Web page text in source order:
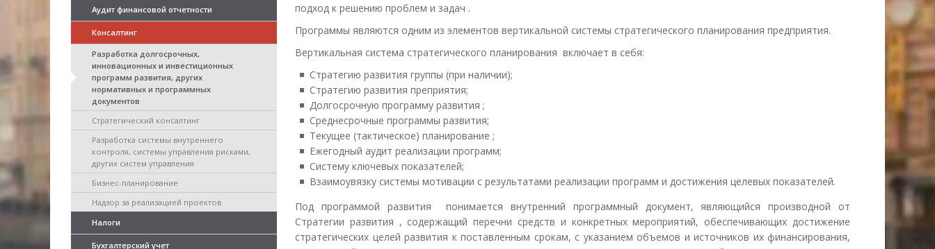
Аудит финансовой отчетности
Консалтинг
Разработка долгосрочных,
инновационных и инвестиционных
программ развития, других
нормативных и программных
документов
Стратегический консалтинг
Разработка системы внутреннего
контроля, системы управления рисками,
других систем управления
Бизнес-планирование
Надзор за реализацией проектов
Налоги
Бухгалтерский учет
подход к решению проблем и задач .
Программы являются одним из элементов вертикальной системы стратегического планирования предприятия.
Вертикальная система стратегического планирования включает в себя:
Стратегию развития группы (при наличии);
Стратегию развития преприятия;
Долгосрочную программу развития ;
Среднесрочные программы развития;
Текущее (тактическое) планирование ;
Ежегодный аудит реализации программ;
Систему ключевых показателей;
Взаимоувязку системы мотивации с результатами реализации программ и достижения целевых показателей.
Под программой развития понимается внутренний программный документ, являющийся производной от
Стратегии развития , содержащий перечни средств и конкретных мероприятий, обеспечивающих достижение
стратегических целей развития к поставленным срокам, с указанием объемов и источников их финансирования,